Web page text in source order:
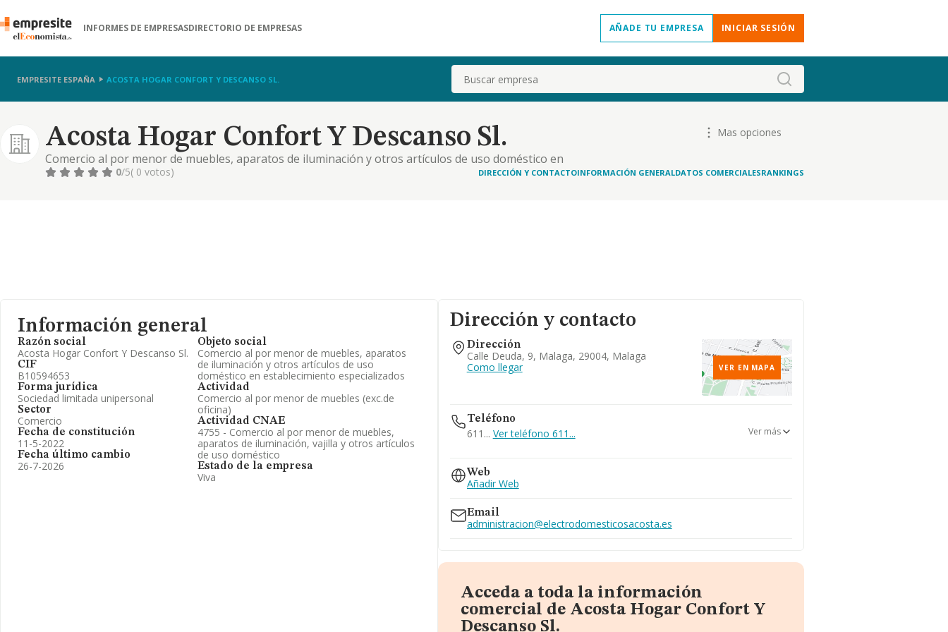
INFORMES DE EMPRESASDIRECTORIO DE EMPRESAS AÑADE TU EMPRESA INICIAR SESIÓN
EMPRESITE ESPAÑA ACOSTA HOGAR CONFORT Y DESCANSO SL. Buscar
Acosta Hogar Confort Y Descanso Sl.
Comercio al por menor de muebles, aparatos de iluminación y otros artículos de uso doméstico en
establecimiento especializados
Mas opciones
0/5( 0 votos) DIRECCIÓN Y CONTACTOINFORMACIÓN GENERALDATOS COMERCIALESRANKINGS
Información general
Razón social
Acosta Hogar Confort Y Descanso Sl.
CIF
B10594653
Forma jurídica
Sociedad limitada unipersonal
Sector
Comercio
Fecha de constitución
11-5-2022
Fecha último cambio
26-7-2026
Objeto social
Comercio al por menor de muebles, aparatos
de iluminación y otros artículos de uso
doméstico en establecimiento especializados
Actividad
Comercio al por menor de muebles (exc.de
oficina)
Actividad CNAE
4755 - Comercio al por menor de muebles,
aparatos de iluminación, vajilla y otros artículos
de uso doméstico
Estado de la empresa
Viva
Dirección y contacto
Dirección
Calle Deuda, 9, Malaga, 29004, Malaga
Como llegar
VER EN MAPA
Teléfono
611... Ver teléfono 611...
689...
Ver teléfono 689...
Ver más
Web
Añadir Web
Email
administracion@electrodomesticosacosta.es
Acceda a toda la información
comercial de Acosta Hogar Confort Y
Descanso Sl.